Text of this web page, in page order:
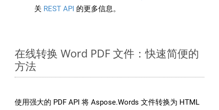
关 REST API 的更多信息。
在线转换 Word PDF 文件：快速简便的
方法
使用强大的 PDF API 将 Aspose.Words 文件转换为 HTML